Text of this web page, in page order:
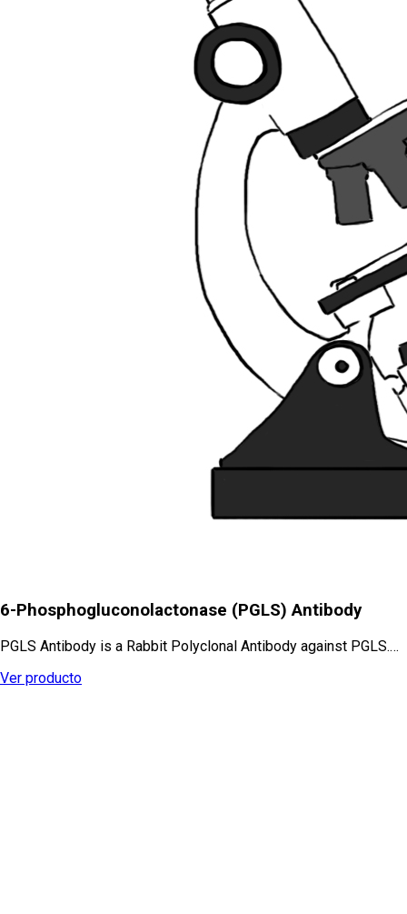
6-Phosphogluconolactonase (PGLS) Antibody
PGLS Antibody is a Rabbit Polyclonal Antibody against PGLS.…
Ver producto